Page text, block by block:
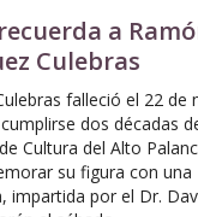
a
Culebras
falleció el 22 de
dos décadas
Cultura del Alto
su figura con una
impartida por el Dr.